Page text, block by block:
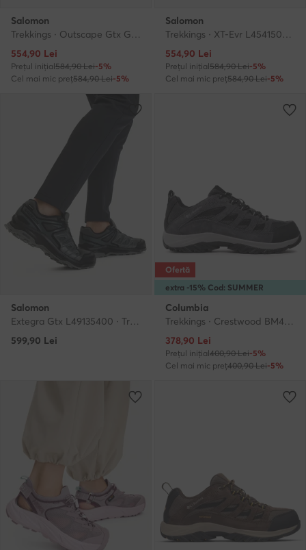
Salomon
Trekkings · Outscape Gtx GORE-TEX L49233300 · Negru
Prețul actual
554,90 Lei
Prețul inițial584,90 Lei-5%
Cel mai mic preț584,90 Lei-5%
Salomon
Trekkings · XT-Evr L45415000 · Roz deschis
Prețul actual
554,90 Lei
Prețul inițial584,90 Lei-5%
Cel mai mic preț584,90 Lei-5%
Salomon
Extegra Gtx L49135400 · Trekkings
599,90 Lei
extra -15% Cod: SUMMER
Ofertă
Columbia
Trekkings · Crestwood BM4595 · Gri
Prețul actual
378,90 Lei
Prețul inițial400,90 Lei-5%
Cel mai mic preț400,90 Lei-5%